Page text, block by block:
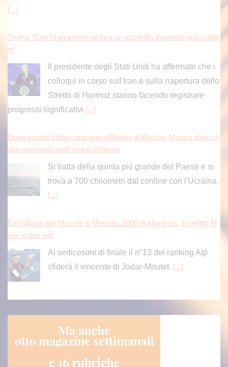
[...]
Trump “Con l’Iran siamo vicini a un accordo, il petrolio può crolla
re”
Il presidente degli Stati Uniti ha affermato che i
colloqui in corso sull'Iran e sulla riapertura dello
Stretto di Hormuz stanno facendo registrare
progressi significativi [...]
Droni ucraini colpiscono una raffineria in Russia, Mosca attacca
due navi mercantili vicino Odessa
Si tratta della quinta più grande del Paese e si
trova a 700 chilometri dal confine con l'Ucraina.
[...]
Esordio ok per Musetti al Masters 1000 di Montreal, sconfitto M
ejia in due set
Ai sedicesimi di finale il n°13 del ranking Atp
sfiderà il vincente di Jodar-Moutet. [...]